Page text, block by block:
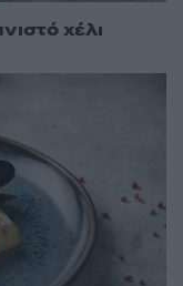
χέλι